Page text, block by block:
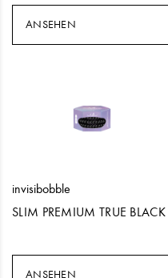
ANSEHEN
invisibobble
SLIM PREMIUM TRUE BLACK
ANSEHEN